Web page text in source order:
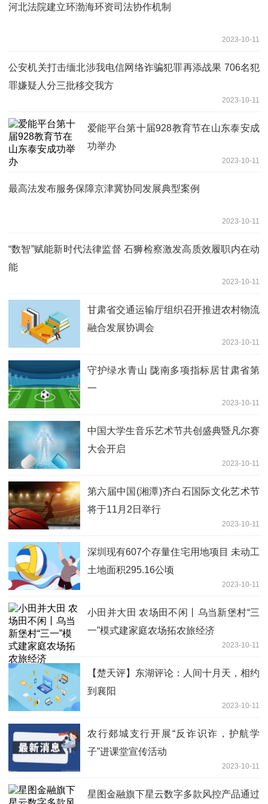
河北法院建立环渤海环资司法协作机制
2023-10-11
公安机关打击缅北涉我电信网络诈骗犯罪再添战果 706名犯
罪嫌疑人分三批移交我方
2023-10-11
爱能平台第十届928教育节在山东泰安成
功举办
2023-10-11
最高法发布服务保障京津冀协同发展典型案例
2023-10-11
“数智”赋能新时代法律监督 石狮检察激发高质效履职内在动
能
2023-10-11
甘肃省交通运输厅组织召开推进农村物流
融合发展协调会
2023-10-11
守护绿水青山 陇南多项指标居甘肃省第
一
2023-10-11
中国大学生音乐艺术节共创盛典暨凡尔赛
大会开启
2023-10-11
第六届中国(湘潭)齐白石国际文化艺术节
将于11月2日举行
2023-10-11
深圳现有607个存量住宅用地项目 未动工
土地面积295.16公顷
2023-10-11
小田并大田 农场田不闲丨乌当新堡村“三
一”模式建家庭农场拓农旅经济
2023-10-11
【楚天评】东湖评论：人间十月天，相约
到襄阳
2023-10-11
农行郯城支行开展“反诈识诈，护航学
子”进课堂宣传活动
2023-10-11
星图金融旗下星云数字多款风控产品通过